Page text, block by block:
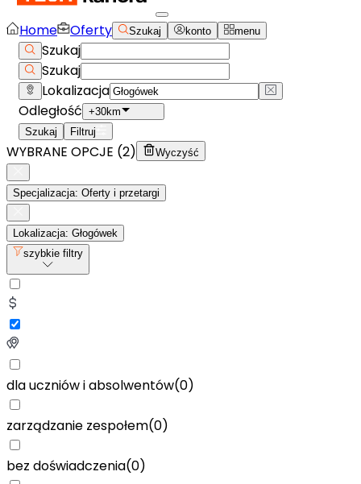
Home Oferty Szukaj konto menu
Szukaj
Szukaj
Lokalizacja
Odległość +30km
Szukaj
Filtruj
WYBRANE OPCJE (2) Wyczyść
Specjalizacja: Oferty i przetargi
Lokalizacja: Głogówek
szybkie filtry
dla uczniów i absolwentów(0)
zarządzanie zespołem(0)
bez doświadczenia(0)